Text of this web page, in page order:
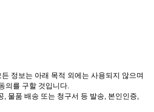
정보는 아래 목적 외에는 사용되지 않으며
의를 구할 것입니다.
, 물품 배송 또는 청구서 등 발송, 본인인증,